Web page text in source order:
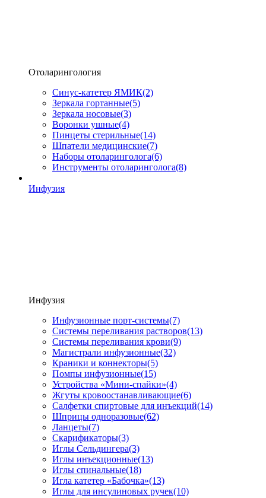
Отоларингология
Синус-катетер ЯМИК(2)
Зеркала гортанные(5)
Зеркала носовые(3)
Воронки ушные(4)
Пинцеты стерильные(14)
Шпатели медицинские(7)
Наборы отоларинголога(6)
Инструменты отоларинголога(8)
Инфузия
Инфузия
Инфузионные порт-системы(7)
Системы переливания растворов(13)
Системы переливания крови(9)
Магистрали инфузионные(32)
Краники и коннекторы(5)
Помпы инфузионные(15)
Устройства «Мини-спайки»(4)
Жгуты кровоостанавливающие(6)
Салфетки спиртовые для инъекций(14)
Шприцы одноразовые(62)
Ланцеты(7)
Скарификаторы(3)
Иглы Сельдингера(3)
Иглы инъекционные(13)
Иглы спинальные(18)
Игла катетер «Бабочка»(13)
Иглы для инсулиновых ручек(10)